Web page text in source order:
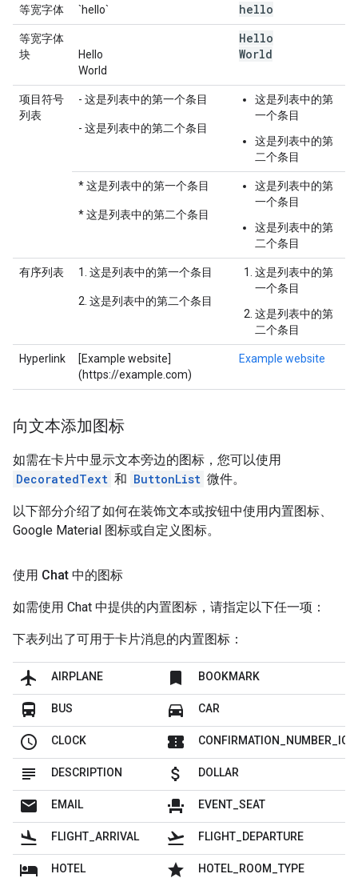
等宽字体 `hello` hello
等宽字体
块
Hello
World
Hello
World
项目符号
列表
- 这是列表中的第一个条目
- 这是列表中的第二个条目
这是列表中的第
一个条目
这是列表中的第
二个条目
* 这是列表中的第一个条目
* 这是列表中的第二个条目
这是列表中的第
一个条目
这是列表中的第
二个条目
有序列表 1. 这是列表中的第一个条目
2. 这是列表中的第二个条目
这是列表中的第
一个条目
这是列表中的第
二个条目
Hyperlink
[Example website]
(https://example.com)
Example website
向文本添加图标
如需在卡片中显示文本旁边的图标，您可以使用
DecoratedText 和 ButtonList 微件。
以下部分介绍了如何在装饰文本或按钮中使用内置图标、
Google Material 图标或自定义图标。
使用 Chat 中的图标
如需使用 Chat 中提供的内置图标，请指定以下任一项：
下表列出了可用于卡片消息的内置图标：
flight AIRPLANE bookmark BOOKMARK
directions_bus BUS directions_car CAR
schedule CLOCK confirmation_number
subject DESCRIPTION attach_money DOLLAR
mail EMAIL event_seat EVENT_SEAT
flight_land FLIGHT_ARRIVAL flight_takeoff FLIGHT_DEPARTURE
hotel HOTEL grade HOTEL_ROOM_TYPE